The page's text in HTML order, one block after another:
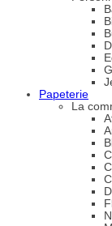
Papeterie
La